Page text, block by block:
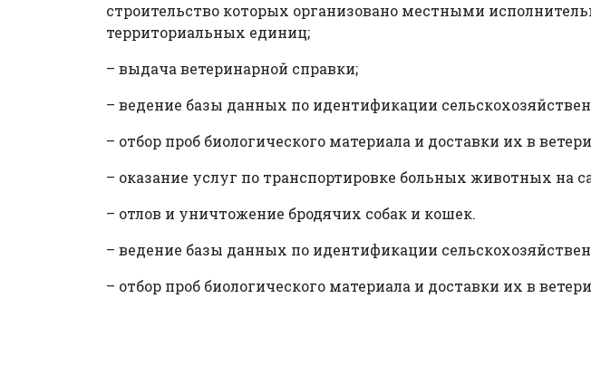
строительство которых организовано местными
территориальных единиц;
– выдача ветеринарной справки;
– ведение базы данных по идентификации
– отбор проб биологического материала и доставки их в
– оказание услуг по транспортировке больных животных на
– отлов и уничтожение бродячих собак и кошек.
– ведение базы данных по идентификации
– отбор проб биологического материала и доставки их в